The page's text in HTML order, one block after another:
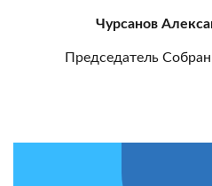
Чурсанов
Председатель